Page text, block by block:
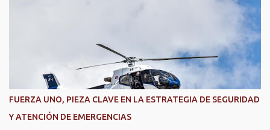
competirán con jóvenes de todo el mundo. Su pase lo obtuvieron en
RoboRAVE México 2025, en Puerto Vallarta, tras destacar por su
precisión, creatividad y habilidades en programación, diseño de
prototipos y trabajo en equipo. Divididos en cinco equipos,
participarán en la categoría Fast Bot, en la que robots diseñados
por ellos mismos deberán recorrer una pista siguiendo una línea
con la mayor velocidad y exactitud. Este logro refleja cómo en
Aguascalientes se impulsa el desarrollo de nuevas competencias,
formando generaciones capaces de innovar y competir al más alto
FUERZA UNO, PIEZA CLAVE EN LA ESTRATEGIA DE SEGURIDAD
Y ATENCIÓN DE EMERGENCIAS